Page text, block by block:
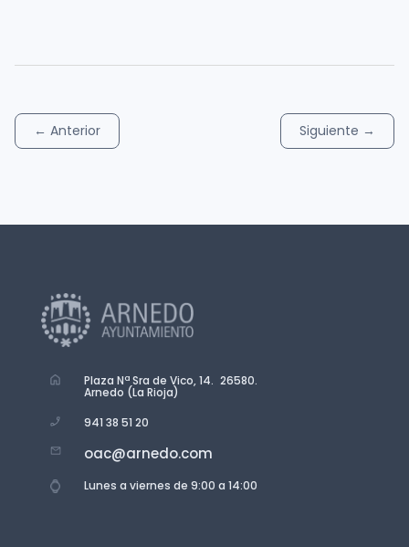
← Anterior Siguiente →
Plaza Nª Sra de Vico, 14. 26580.
Arnedo (La Rioja)
941 38 51 20
oac@arnedo.com
Lunes a viernes de 9:00 a 14:00